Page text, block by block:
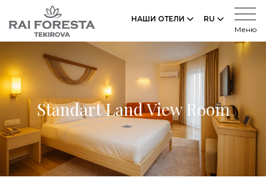
НАШИ ОТЕЛИ
RU
Меню
Standart Land View Room